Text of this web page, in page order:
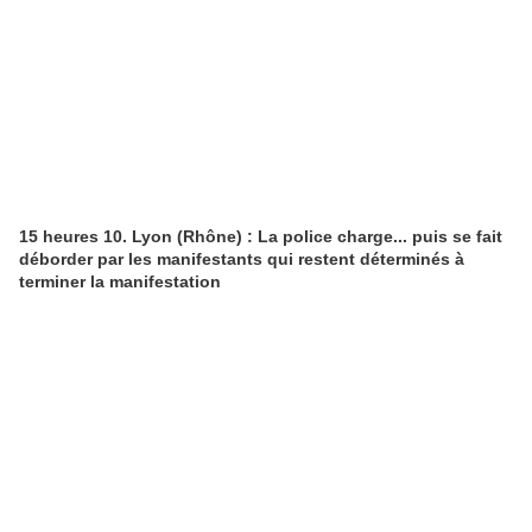
15 heures 10. Lyon (Rhône) : La police charge... puis se fait
déborder par les manifestants qui restent déterminés à
terminer la manifestation